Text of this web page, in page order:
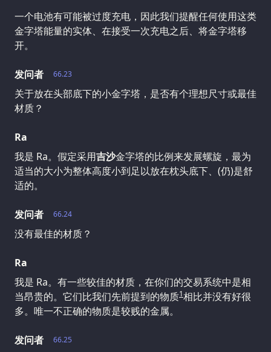
一个电池有可能被过度充电，因此我们提醒任何使用这类
金字塔能量的实体、在接受一次充电之后、将金字塔移
开。
66.23
发问者
关于放在头部底下的小金字塔，是否有个理想尺寸或最佳
材质？
Ra
我是 Ra。假定采用吉沙金字塔的比例来发展螺旋，最为
适当的大小为整体高度小到足以放在枕头底下、(仍)是舒
适的。
66.24
发问者
没有最佳的材质？
Ra
我是 Ra。有一些较佳的材质，在你们的交易系统中是相
当昂贵的。它们比我们先前提到的物质1相比并没有好很
多。唯一不正确的物质是较贱的金属。
66.25
发问者